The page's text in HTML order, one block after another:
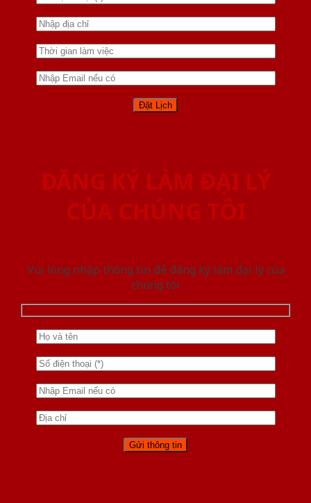
ĐĂNG KÝ LÀM ĐẠI LÝ
CỦA CHÚNG TÔI
Vui lòng nhập thông tin để đăng ký làm đại lý của
chúng tôi